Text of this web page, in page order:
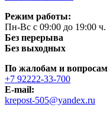
Режим работы:
Пн-Вс с 09:00 до 19:00 ч.
Без перерыва
Без выходных
По жалобам и вопросам
+7 92222-33-700
E-mail:
krepost-505@yandex.ru